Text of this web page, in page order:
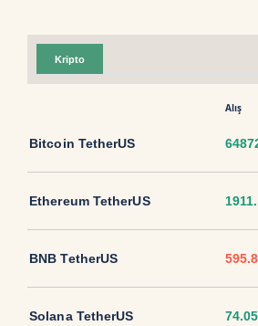
Kripto
Alış
Bitcoin TetherUS
Ethereum TetherUS
BNB TetherUS 595.8
Solana TetherUS 74.05